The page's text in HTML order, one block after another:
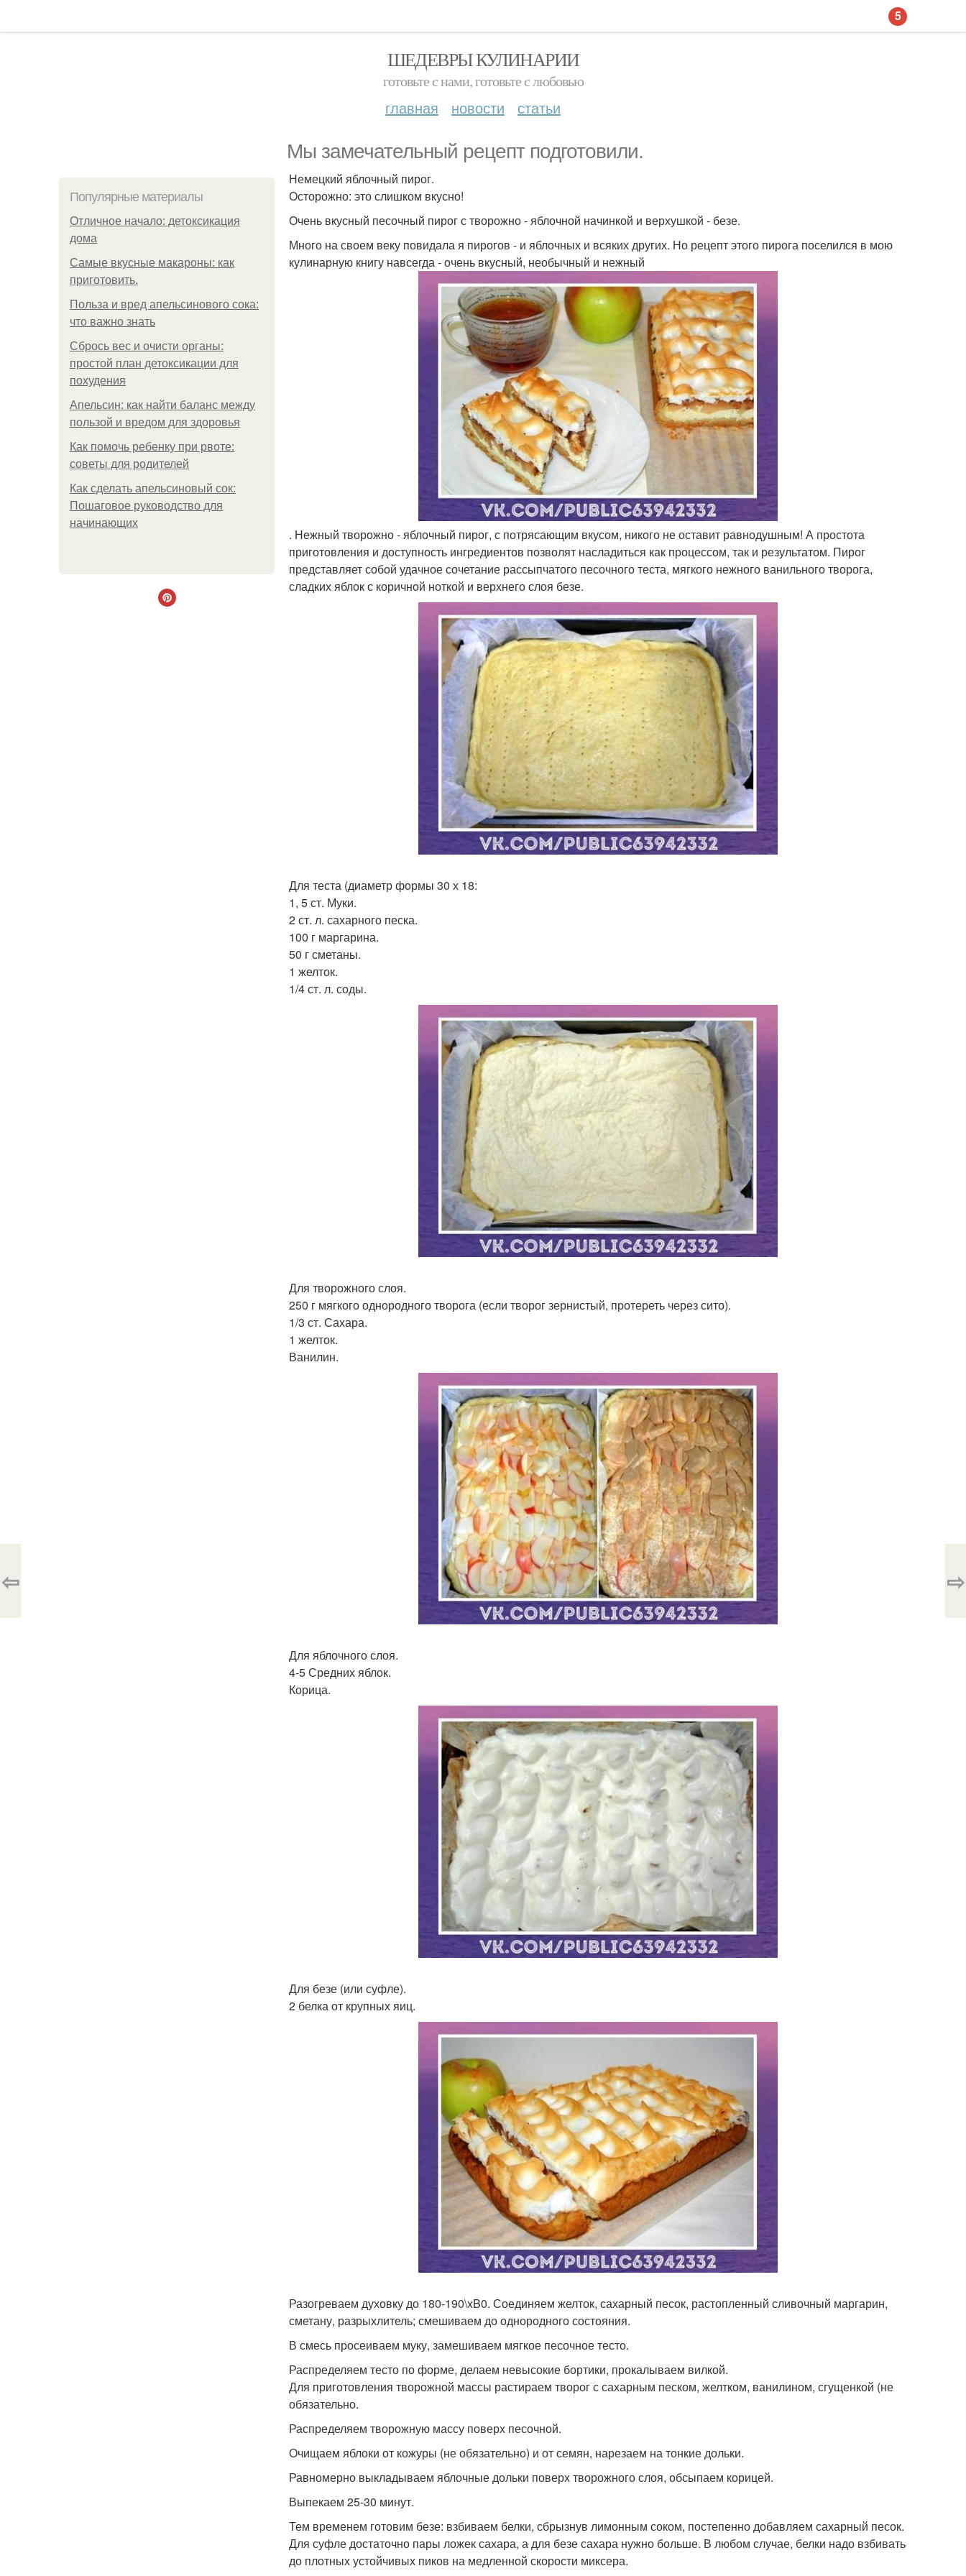
ШЕДЕВРЫ КУЛИНАРИИ
готовьте с нами, готовьте с любовью
главная новости статьи
Мы замечательный рецепт подготовили.
Популярные материалы
Отличное начало: детоксикация
дома
Самые вкусные макароны: как
приготовить.
Польза и вред апельсинового сока:
что важно знать
Сбрось вес и очисти органы:
простой план детоксикации для
похудения
Апельсин: как найти баланс между
пользой и вредом для здоровья
Как помочь ребенку при рвоте:
советы для родителей
Как сделать апельсиновый сок:
Пошаговое руководство для
начинающих
Немецкий яблочный пирог.
Осторожно: это слишком вкусно!
Очень вкусный песочный пирог с творожно - яблочной начинкой и верхушкой - безе.
Много на своем веку повидала я пирогов - и яблочных и всяких других. Но рецепт этого пирога поселился в мою
кулинарную книгу навсегда - очень вкусный, необычный и нежный
. Нежный творожно - яблочный пирог, с потрясающим вкусом, никого не оставит равнодушным! А простота
приготовления и доступность ингредиентов позволят насладиться как процессом, так и результатом. Пирог
представляет собой удачное сочетание рассыпчатого песочного теста, мягкого нежного ванильного творога,
сладких яблок с коричной ноткой и верхнего слоя безе.
Для теста (диаметр формы 30 х 18:
1, 5 ст. Муки.
2 ст. л. сахарного песка.
100 г маргарина.
50 г сметаны.
1 желток.
1/4 ст. л. соды.
Для творожного слоя.
250 г мягкого однородного творога (если творог зернистый, протереть через сито).
1/3 ст. Сахара.
1 желток.
Ванилин.
Для яблочного слоя.
4-5 Средних яблок.
Корица.
Для безе (или суфле).
2 белка от крупных яиц.
Разогреваем духовку до 180-190\xB0. Соединяем желток, сахарный песок, растопленный сливочный маргарин,
сметану, разрыхлитель; смешиваем до однородного состояния.
В смесь просеиваем муку, замешиваем мягкое песочное тесто.
Распределяем тесто по форме, делаем невысокие бортики, прокалываем вилкой.
Для приготовления творожной массы растираем творог с сахарным песком, желтком, ванилином, сгущенкой (не
обязательно.
Распределяем творожную массу поверх песочной.
Очищаем яблоки от кожуры (не обязательно) и от семян, нарезаем на тонкие дольки.
Равномерно выкладываем яблочные дольки поверх творожного слоя, обсыпаем корицей.
Выпекаем 25-30 минут.
Тем временем готовим безе: взбиваем белки, сбрызнув лимонным соком, постепенно добавляем сахарный песок.
Для суфле достаточно пары ложек сахара, а для безе сахара нужно больше. В любом случае, белки надо взбивать
до плотных устойчивых пиков на медленной скорости миксера.
⇦ ⇨
5